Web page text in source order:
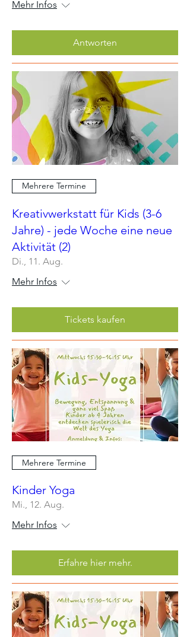
Mehr Infos
Antworten
Mehrere Termine
Kreativwerkstatt für Kids (3-6
Jahre) - jede Woche eine neue
Aktivität (2)
Di., 11. Aug.
Mehr Infos
Tickets kaufen
Mehrere Termine
Kinder Yoga
Mi., 12. Aug.
Mehr Infos
Erfahre hier mehr.